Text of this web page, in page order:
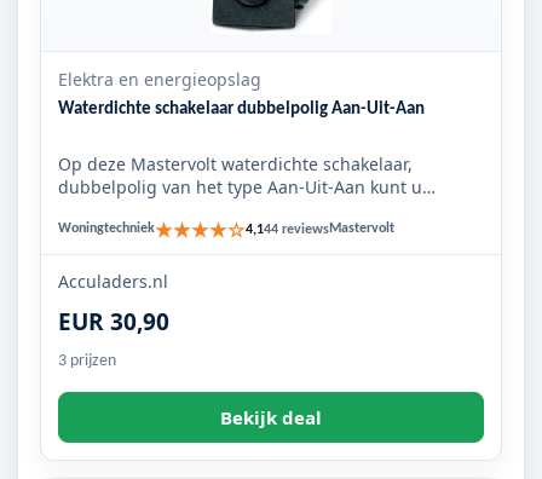
Elektra en energieopslag
Waterdichte schakelaar dubbelpolig Aan-Uit-Aan
Op deze Mastervolt waterdichte schakelaar,
dubbelpolig van het type Aan-Uit-Aan kunt u
Woningtechniek★★★★☆4,144 reviewsMastervolt
Acculaders.nl
EUR 30,90
3 prijzen
Bekijk deal